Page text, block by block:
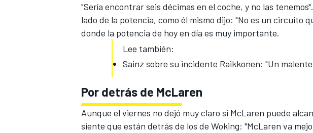
"Sería encontrar seis décimas en el coche, y no las
lado de la potencia, como él mismo dijo: "No es un circuito
donde la potencia de hoy en día es muy importante.
Lee también:
Sainz sobre su incidente Raikkonen: "Un
Por detrás de McLaren
Aunque el viernes no dejó muy claro si McLaren puede
siente que están detrás de los de Woking: "McLaren va